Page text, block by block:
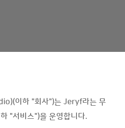
이하 "회사")는 Jeryf라는 무
"서비스")을 운영합니다.